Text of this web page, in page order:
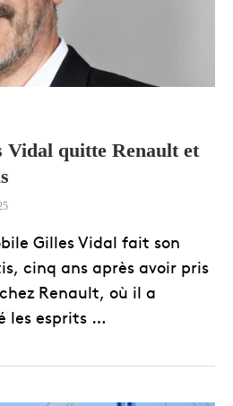
Vidal quitte Renault et
Gilles Vidal fait son
cinq ans après avoir pris
Renault, où il a
les esprits …